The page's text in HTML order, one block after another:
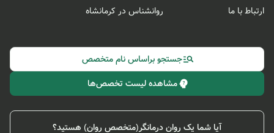
ارتباط با ما
روانشناس در کرمانشاه
جستجو براساس نام متخصص
مشاهده لیست تخصص‌ها
آیا شما یک روان درمانگر(متخصص روان) هستید؟